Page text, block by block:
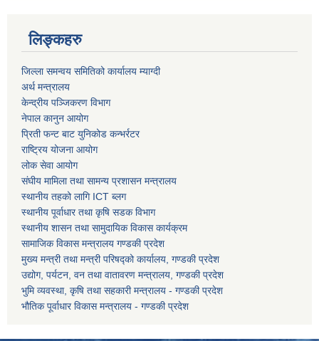
लिङ्कहरु
जिल्ला समन्वय समितिको कार्यालय म्याग्दी
अर्थ मन्त्रालय
केन्द्रीय पञ्जिकरण विभाग
नेपाल कानुन आयोग
प्रिती फन्ट बाट युनिकोड कन्भर्रटर
राष्ट्रिय योजना आयोग
लोक सेवा आयोग
संघीय मामिला तथा सामन्य प्रशासन मन्त्रालय
स्थानीय तहको लागि ICT ब्लग
स्थानीय पूर्वाधार तथा कृषि सडक विभाग
स्थानीय शासन तथा सामुदायिक विकास कार्यक्रम
सामाजिक विकास मन्त्रालय गण्डकी प्रदेश
मुख्य मन्त्री तथा मन्त्री परिषद्को कार्यालय, गण्डकी प्रदेश
उद्योग, पर्यटन, वन तथा वातावरण मन्त्रालय, गण्डकी प्रदेश
भुमि व्यवस्था, कृषि तथा सहकारी मन्त्रालय - गण्डकी प्रदेश
भौतिक पूर्वाधार विकास मन्त्रालय - गण्डकी प्रदेश